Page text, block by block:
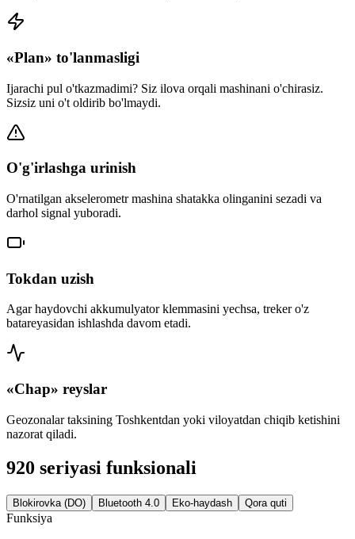
«Plan» to'lanmasligi
Ijarachi pul o'tkazmadimi? Siz ilova orqali mashinani o'chirasiz.
Sizsiz uni o't oldirib bo'lmaydi.
O'g'irlashga urinish
O'rnatilgan akselerometr mashina shatakka olinganini sezadi va
darhol signal yuboradi.
Tokdan uzish
Agar haydovchi akkumulyator klemmasini yechsa, treker o'z
batareyasidan ishlashda davom etadi.
«Chap» reyslar
Geozonalar taksining Toshkentdan yoki viloyatdan chiqib ketishini
nazorat qiladi.
920 seriyasi funksionali
Blokirovka (DO) Bluetooth 4.0 Eko-haydash Qora quti
Funksiya